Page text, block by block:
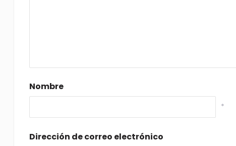
Nombre
*
Dirección de correo electrónico